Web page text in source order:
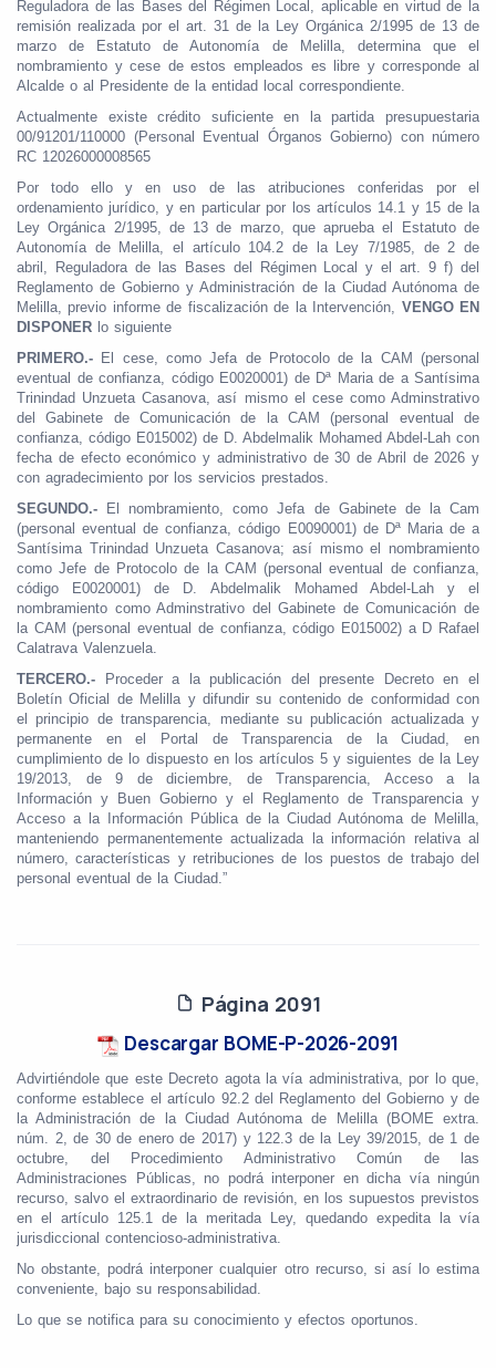
Reguladora de las Bases del Régimen Local, aplicable en virtud de la
remisión realizada por el art. 31 de la Ley Orgánica 2/1995 de 13 de
marzo de Estatuto de Autonomía de Melilla, determina que el
nombramiento y cese de estos empleados es libre y corresponde al
Alcalde o al Presidente de la entidad local correspondiente.
Actualmente existe crédito suficiente en la partida presupuestaria
00/91201/110000 (Personal Eventual Órganos Gobierno) con número
RC 12026000008565
Por todo ello y en uso de las atribuciones conferidas por el
ordenamiento jurídico, y en particular por los artículos 14.1 y 15 de la
Ley Orgánica 2/1995, de 13 de marzo, que aprueba el Estatuto de
Autonomía de Melilla, el artículo 104.2 de la Ley 7/1985, de 2 de
abril, Reguladora de las Bases del Régimen Local y el art. 9 f) del
Reglamento de Gobierno y Administración de la Ciudad Autónoma de
Melilla, previo informe de fiscalización de la Intervención, VENGO EN
DISPONER lo siguiente
PRIMERO.- El cese, como Jefa de Protocolo de la CAM (personal
eventual de confianza, código E0020001) de Dª Maria de a Santísima
Trinindad Unzueta Casanova, así mismo el cese como Adminstrativo
del Gabinete de Comunicación de la CAM (personal eventual de
confianza, código E015002) de D. Abdelmalik Mohamed Abdel-Lah con
fecha de efecto económico y administrativo de 30 de Abril de 2026 y
con agradecimiento por los servicios prestados.
SEGUNDO.- El nombramiento, como Jefa de Gabinete de la Cam
(personal eventual de confianza, código E0090001) de Dª Maria de a
Santísima Trinindad Unzueta Casanova; así mismo el nombramiento
como Jefe de Protocolo de la CAM (personal eventual de confianza,
código E0020001) de D. Abdelmalik Mohamed Abdel-Lah y el
nombramiento como Adminstrativo del Gabinete de Comunicación de
la CAM (personal eventual de confianza, código E015002) a D Rafael
Calatrava Valenzuela.
TERCERO.- Proceder a la publicación del presente Decreto en el
Boletín Oficial de Melilla y difundir su contenido de conformidad con
el principio de transparencia, mediante su publicación actualizada y
permanente en el Portal de Transparencia de la Ciudad, en
cumplimiento de lo dispuesto en los artículos 5 y siguientes de la Ley
19/2013, de 9 de diciembre, de Transparencia, Acceso a la
Información y Buen Gobierno y el Reglamento de Transparencia y
Acceso a la Información Pública de la Ciudad Autónoma de Melilla,
manteniendo permanentemente actualizada la información relativa al
número, características y retribuciones de los puestos de trabajo del
personal eventual de la Ciudad.”
Página 2091
Descargar BOME-P-2026-2091
Advirtiéndole que este Decreto agota la vía administrativa, por lo que,
conforme establece el artículo 92.2 del Reglamento del Gobierno y de
la Administración de la Ciudad Autónoma de Melilla (BOME extra.
núm. 2, de 30 de enero de 2017) y 122.3 de la Ley 39/2015, de 1 de
octubre, del Procedimiento Administrativo Común de las
Administraciones Públicas, no podrá interponer en dicha vía ningún
recurso, salvo el extraordinario de revisión, en los supuestos previstos
en el artículo 125.1 de la meritada Ley, quedando expedita la vía
jurisdiccional contencioso-administrativa.
No obstante, podrá interponer cualquier otro recurso, si así lo estima
conveniente, bajo su responsabilidad.
Lo que se notifica para su conocimiento y efectos oportunos.